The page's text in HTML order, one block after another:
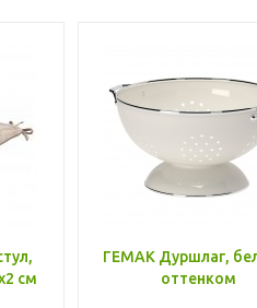
см
ГЕМАК Дуршлаг,
оттенком